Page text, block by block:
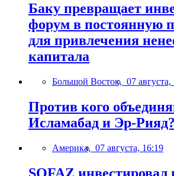
Баку превращает
форум в постоянную
для привлечения
капитала
Большой Восток, 07
Против кого
Исламабад и Эр-Рияд?
Америка, 07 августа, 16:19